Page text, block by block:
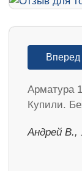
Вперед
Арматура
Купили.
Андрей В.,